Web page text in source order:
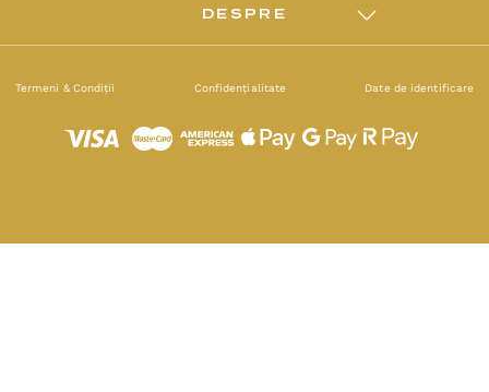
DESPRE
Termeni & Condiții Confidențialitate Date de identificare